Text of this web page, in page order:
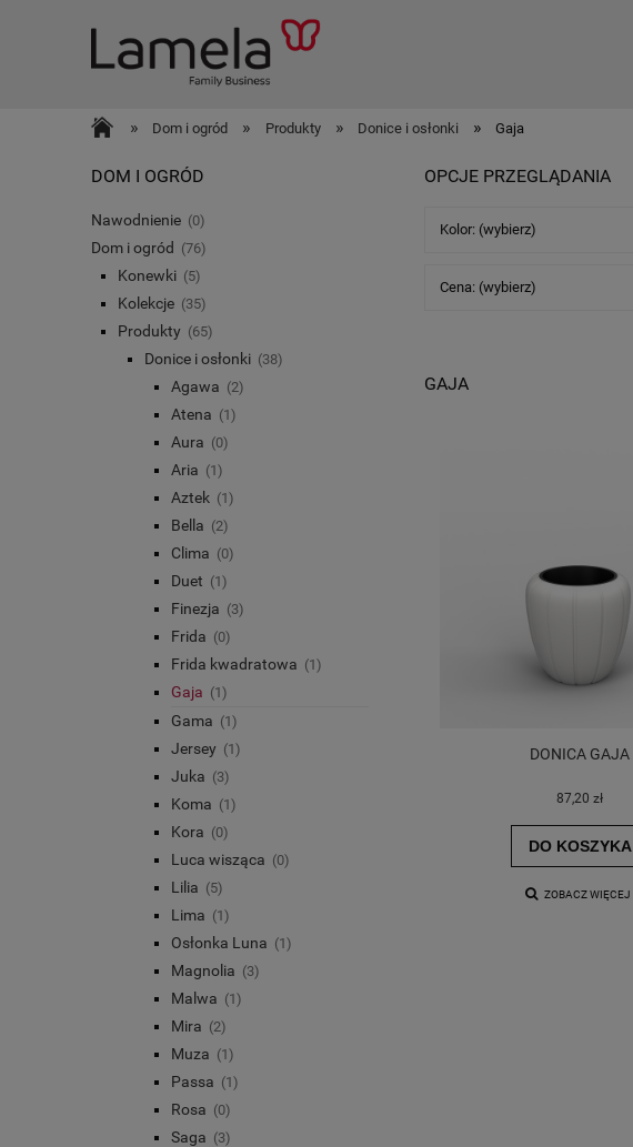
» Dom i ogród » Produkty » Donice i osłonki » Gaja
DOM I OGRÓD
Nawodnienie (0)
Dom i ogród (76)
Konewki (5)
Kolekcje (35)
Produkty (65)
Donice i osłonki (38)
Agawa (2)
Atena (1)
Aura (0)
Aria (1)
Aztek (1)
Bella (2)
Clima (0)
Duet (1)
Finezja (3)
Frida (0)
Frida kwadratowa (1)
Gaja (1)
Gama (1)
Jersey (1)
Juka (3)
Koma (1)
Kora (0)
Luca wisząca (0)
Lilia (5)
Lima (1)
Osłonka Luna (1)
Magnolia (3)
Malwa (1)
Mira (2)
Muza (1)
Passa (1)
Rosa (0)
Saga (3)
OPCJE PRZEGLĄDANIA
Kolor: (wybierz)
Cena: (wybierz)
GAJA
DONICA GAJA
87,20 zł
DO KOSZYKA
ZOBACZ WIĘCEJ